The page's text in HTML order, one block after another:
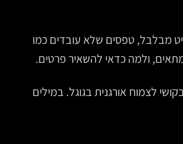
מבלבל, טפסים שלא עובדים כמו
ולמה כדאי להשאיר פרטים.
לצמוח אורגנית בגוגל. במילים